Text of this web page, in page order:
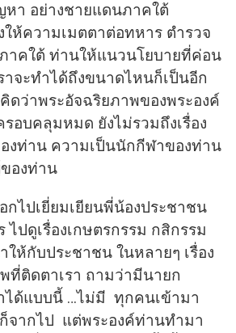
หา อย่างชายแดนภาคใต้
ห้ความเมตตาต่อทหาร ตำรวจ
าคใต้ ท่านให้แนวนโยบายที่ค่อน
าจะทำได้ถึงขนาดไหนก็เป็นอีก
ดว่าพระอัจฉริยภาพของพระองค์
อบคลุมหมด ยังไม่รวมถึงเรื่อง
งท่าน ความเป็นนักกีฬาของท่าน
องท่าน
ไปเยี่ยมเยียนพี่น้องประชาชน
ปดูเรื่องเกษตรกรรม กสิกรรม
ให้กับประชาชน ในหลายๆ เรื่อง
ที่ติดตาเรา ถามว่ามีนายก
ได้แบบนี้ …ไม่มี ทุกคนเข้ามา
จากไป แต่พระองค์ท่านทำมา